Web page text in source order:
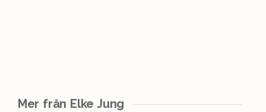
Mer från Elke Jung